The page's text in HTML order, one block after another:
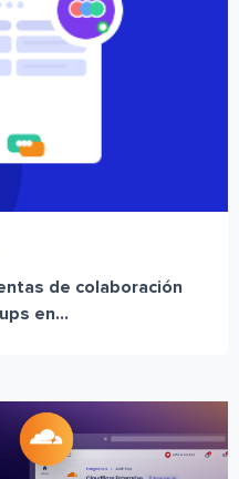
de colaboración
en...